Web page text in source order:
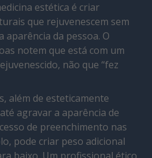
estética é criar
que rejuvenescem sem
da pessoa. O
notem que está com um
não que “fez
além de esteticamente
agravar a aparência de
de preenchimento nas
pode criar peso adicional